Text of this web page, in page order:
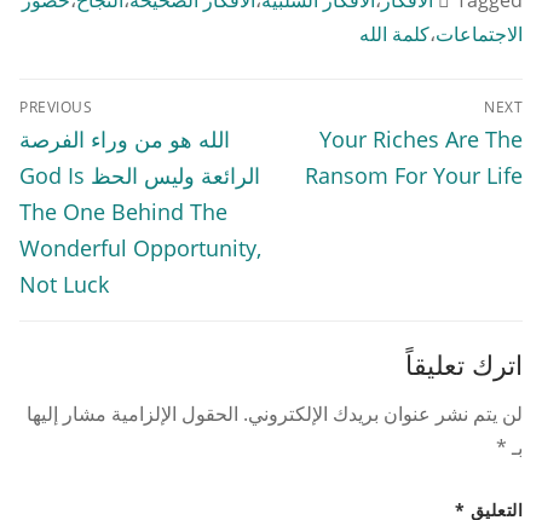
الاجتماعات،كلمة الله
تصفّح
المقالات
PREVIOUS
Previous
post:
الله هو من وراء الفرصة
الرائعة وليس الحظ God Is
The One Behind The
Wonderful Opportunity,
Not Luck
NEXT
Next
post:
Your Riches Are The
Ransom For Your Life
اترك تعليقاً
لن يتم نشر عنوان بريدك الإلكتروني. الحقول الإلزامية مشار إليها
بـ*
التعليق *